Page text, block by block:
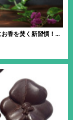
香を焚く新習慣！聖
使われる神聖なるお
に。